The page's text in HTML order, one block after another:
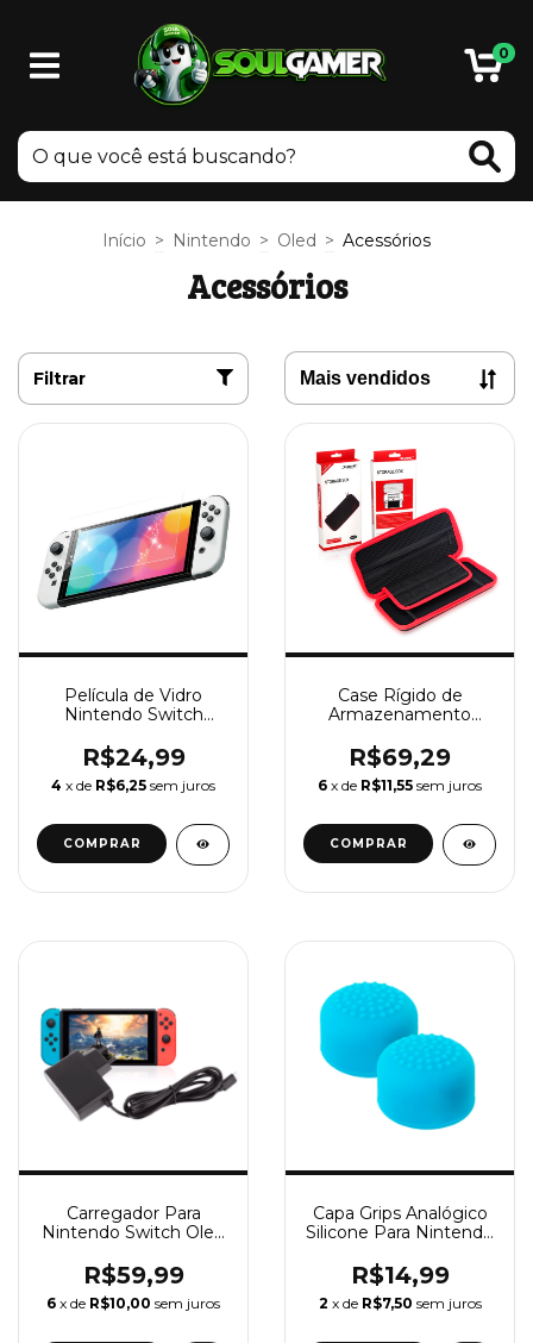
0
Início > Nintendo > Oled > Acessórios
Acessórios
Filtrar
Película de Vidro
Nintendo Switch
R$24,99
4 x de R$6,25 sem juros
Case Rígido de
Armazenamento
para Console Nintendo
Switch NX NS, Case
com Zíper - Preto
R$69,29
6 x de R$11,55 sem juros
Carregador Para
Nintendo Switch Oled
Lite Fonte 100-240v
Bivolt
R$59,99
6 x de R$10,00 sem juros
Capa Grips Analógico
Silicone Para Nintendo
R$14,99
2 x de R$7,50 sem juros